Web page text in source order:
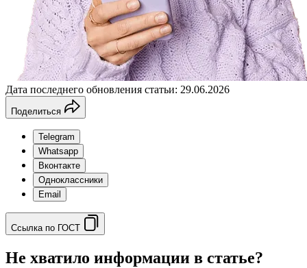
Дата последнего обновления статьи: 29.06.2026
Поделиться
Telegram
Whatsapp
Вконтакте
Одноклассники
Email
Ссылка по ГОСТ
Не хватило информации в статье?